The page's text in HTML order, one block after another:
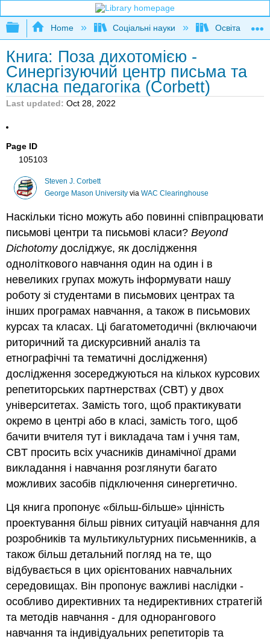
Expand/collapse global hierarchy
Home Соціальні науки Освіта та
Книга: Поза дихотомією -
Синергізуючий центр письма та
класна педагогіка (Corbett)
Last updated Oct 28, 2022
Page ID
105103
Steven J. Corbett
George Mason Universityvia WAC Clearinghouse
Наскільки тісно можуть або повинні співпрацювати
письмові центри та письмові класи?Beyond
Dichotomyдосліджує, як дослідження
одноліткового навчання один на один і в
невеликих групах можуть інформувати нашу
роботу зі студентами в письмових центрах та
інших програмах навчання, а також в письмових
курсах та класах. Ці багатометодичні (включаючи
риторичний та дискурсивний аналіз та
етнографічні та тематичні дослідження)
дослідження зосереджуються на кількох курсових
репетиторських партнерствах (CBT) у двох
університетах. Замість того, щоб практикувати
окремо в центрі або в класі, замість того, щоб
бачити вчителя тут і викладача там і учня там,
CBT просить всіх учасників динамічної драми
викладання і навчання розглянути багато
можливих засобів підключення синергетично.
Ця книга пропонує «більш-більше» цінність
проектування більш рівних ситуацій навчання для
розробників та мультикультурних письменників, а
також більш детальний погляд на те, що
відбувається в цих орієнтованих навчальних
середовищах. Він пропонує важливі наслідки -
особливо директивних та недирективних стратегій
та методів навчання - для однорангового
навчання та індивідуальних репетиторів та